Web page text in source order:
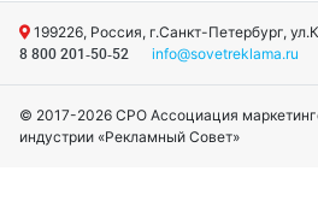
199226, Россия, г.Санкт-Петербург,
8 800 201-50-52 info@sovetreklama.ru
© 2017-2026 СРО Ассоциация
индустрии «Рекламный Совет»